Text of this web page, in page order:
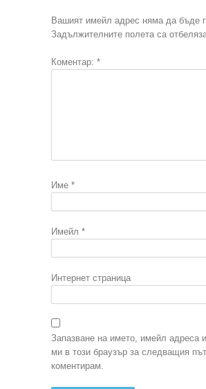
Вашият имейл адрес няма да бъде
Задължителните полета са
Коментар: *
Име *
Имейл *
Интернет страница
Запазване на името, имейл адреса
ми в този браузър за следващия
коментирам.